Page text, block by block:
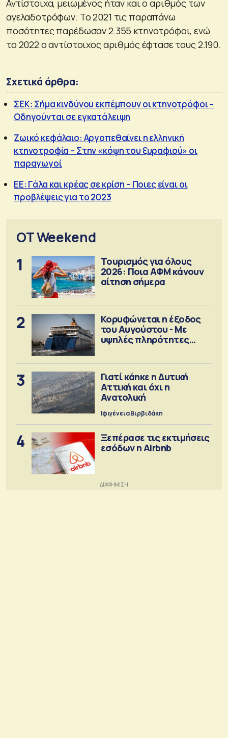
Αντίστοιχα, μειωμένος ήταν και ο αριθμός των
αγελαδοτρόφων. Το 2021 τις παραπάνω
ποσότητες παρέδωσαν 2.355 κτηνοτρόφοι, ενώ
το 2022 ο αντίστοιχος αριθμός έφτασε τους 2.190.
Σχετικά άρθρα:
ΣΕΚ: Σήμα κινδύνου εκπέμπουν οι κτηνοτρόφοι –
Οδηγούνται σε εγκατάλειψη
Ζωικό κεφάλαιο: Αργοπεθαίνει η ελληνική
κτηνοτροφία – Στην «κόψη του ξυραφιού» οι
παραγωγοί
ΕΕ: Γάλα και κρέας σε κρίση – Ποιες είναι οι
προβλέψεις για το 2023
OT Weekend
1
Τουρισμός για όλους
2026: Ποια ΑΦΜ κάνουν
αίτηση σήμερα
2
Κορυφώνεται η έξοδος
του Αυγούστου - Με
υψηλές πληρότητες
3
Γιατί κάηκε η Δυτική
Αττική και όχι η
Ανατολική
Ιφιγένεια Βιρβιδάκη
4
Ξεπέρασε τις εκτιμήσεις
εσόδων η Airbnb